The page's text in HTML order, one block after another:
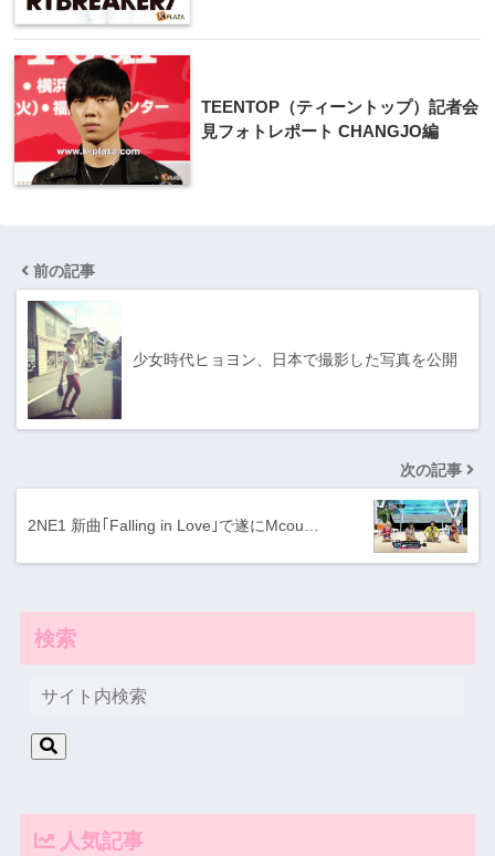
TEENTOP（ティーントップ）記者会
見フォトレポート CHANGJO編
前の記事
少女時代ヒョヨン、日本で撮影した写真を公開
次の記事
2NE1 新曲｢Falling in Love｣で遂にMcou…
検索
人気記事